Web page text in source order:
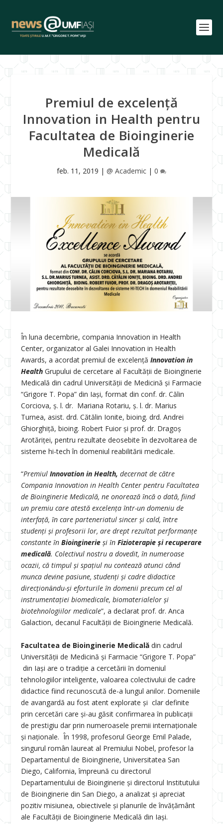
Premiul de excelenţă
Innovation in Health pentru
Facultatea de Bioinginerie
Medicală
feb. 11, 2019 | @ Academic | 0
În luna decembrie, compania Innovation in Health
Center, organizator al Galei Innovation in Health
Awards, a acordat premiul de excelenţăInnovation in
Health Grupului de cercetare al Facultății de Bioinginerie
Medicală din cadrul Universității de Medicină și Farmacie
“Grigore T. Popa” din Iași, format din conf. dr. Călin
Corciova, ș. l. dr. Mariana Rotariu, ș. l. dr. Marius
Turnea, asist. drd. Cătălin Ionite, bioing. drd. Andrei
Ghiorghiță, bioing. Robert Fuior și prof. dr. Dragoș
Arotăriței, pentru rezultate deosebite în dezvoltarea de
sisteme hi-tech în domeniul reabilitării medicale.
“PremiulInnovation in Health, decernat de către
Compania Innovation in Health Center pentru Facultatea
de Bioinginerie Medicală, ne onorează ȋncă o dată, fiind
un premiu care atestă excelenţa ȋntr-un domeniu de
interfaţă, ȋn care parteneriatul sincer şi cald, ȋntre
studenţi şi profesorii lor, are drept rezultat performanţe
constante ȋnBioinginerie şi ȋnFizioterapie şi recuperare
medicală. Colectivul nostru a dovedit, ȋn numeroase
ocazii, că timpul și spațiul nu contează atunci când
munca devine pasiune, studenţi şi cadre didactice
direcționȃndu-şi eforturile ȋn domenii precum cel al
instrumentației biomedicale, biomaterialelor și
biotehnologiilor medicale”, a declarat prof. dr. Anca
Galaction, decanul Facultăţii de Bioinginerie Medicală.
Facultatea de Bioinginerie Medicală din cadrul
Universității de Medicină și Farmacie “Grigore T. Popa”
din Iași are o tradiție a cercetării ȋn domeniul
tehnologiilor inteligente, valoarea colectivului de cadre
didactice fiind recunoscută de-a lungul anilor. Domeniile
de avangardă au fost atent explorate și clar definite
prin cercetări care și-au găsit confirmarea ȋn publicații
de prestigiu dar prin numeroasele premii internaționale
și naționale. În 1998, profesorul George Emil Palade,
singurul român laureat al Premiului Nobel, profesor la
Departamentul de Bioinginerie, Universitatea San
Diego, California, împreună cu directorul
Departamentului de Bioinginerie și directorul Institutului
de Bioinginerie din San Diego, a analizat şi apreciat
pozitiv misiunea, obiectivele şi planurile de învăţământ
ale Facultăţii de Bioinginerie Medicală din Iaşi.